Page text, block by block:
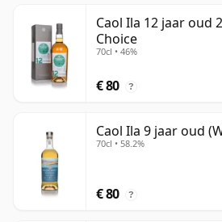
Caol Ila 12 jaar oud
Choice
70cl • 46%
€ 80 ?
Caol Ila 9 jaar oud
70cl • 58.2%
€ 80 ?